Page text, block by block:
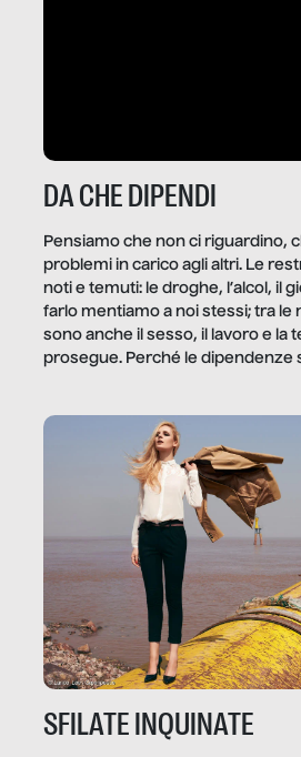
DA CHE DIPENDI
Pensiamo che non ci riguardino,
problemi in carico agli altri. Le
noti e temuti: le droghe, l’alcol, il
farlo mentiamo a noi stessi; tra le
sono anche il sesso, il lavoro e la
prosegue. Perché le dipendenze
trae un guadagno. In questo
quale e come.
SFILATE INQUINATE